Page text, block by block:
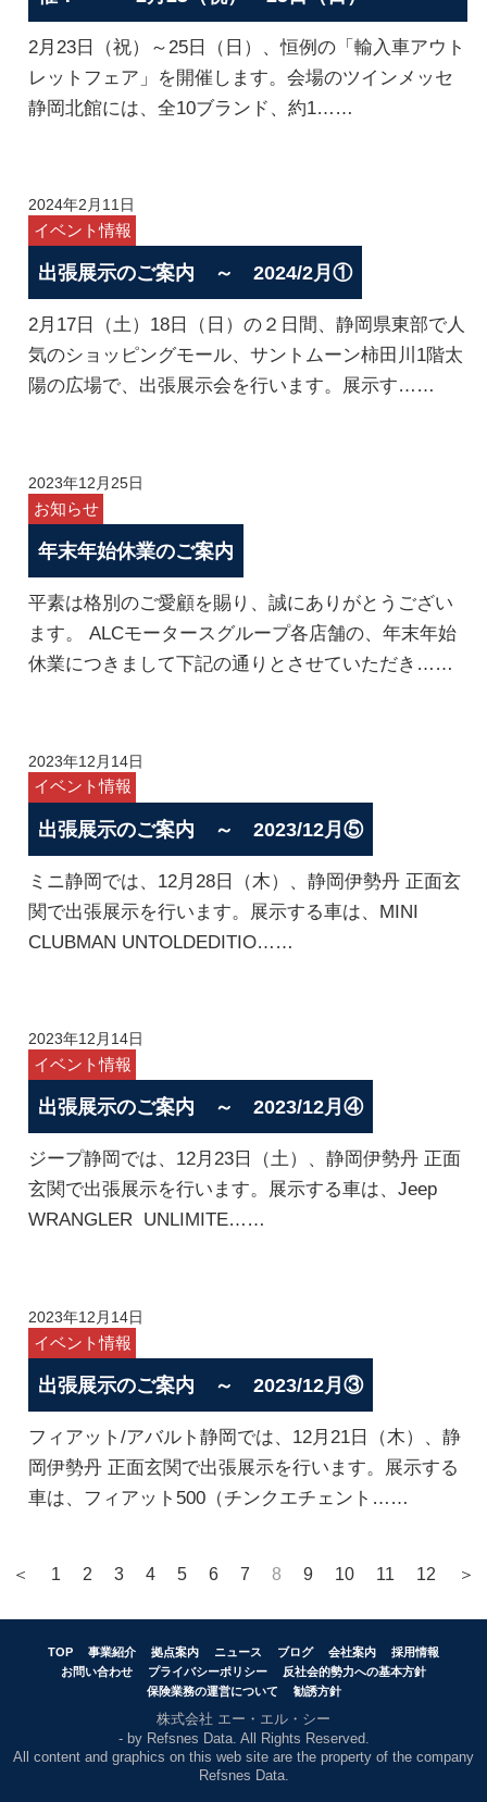
2月23日（祝）～25日（日）、恒例の「輸入車アウト
レットフェア」を開催します。会場のツインメッセ
静岡北館には、全10ブランド、約1……
2024年2月11日
イベント情報
出張展示のご案内 ～ 2024/2月①
2月17日（土）18日（日）の２日間、静岡県東部で人
気のショッピングモール、サントムーン柿田川1階太
陽の広場で、出張展示会を行います。展示す……
2023年12月25日
お知らせ
年末年始休業のご案内
平素は格別のご愛顧を賜り、誠にありがとうござい
ます。 ALCモータースグループ各店舗の、年末年始
休業につきまして下記の通りとさせていただき……
2023年12月14日
イベント情報
出張展示のご案内 ～ 2023/12月⑤
ミニ静岡では、12月28日（木）、静岡伊勢丹 正面玄
関で出張展示を行います。展示する車は、MINI
CLUBMAN UNTOLDEDITIO……
2023年12月14日
イベント情報
出張展示のご案内 ～ 2023/12月④
ジープ静岡では、12月23日（土）、静岡伊勢丹 正面
玄関で出張展示を行います。展示する車は、Jeep
WRANGLER UNLIMITE……
2023年12月14日
イベント情報
出張展示のご案内 ～ 2023/12月③
フィアット/アバルト静岡では、12月21日（木）、静
岡伊勢丹 正面玄関で出張展示を行います。展示する
車は、フィアット500（チンクエチェント……
＜ 1 2 3 4 5 6 7 8 9 10 11 12 ＞
TOP 事業紹介 拠点案内 ニュース ブログ 会社案内
採用情報
お問い合わせ
プライバシーポリシー
反社会的勢力への基本方針
保険業務の運営について
勧誘方針
株式会社 エー・エル・シー
- by Refsnes Data. All Rights Reserved.
All content and graphics on this web site are the property of the company
Refsnes Data.